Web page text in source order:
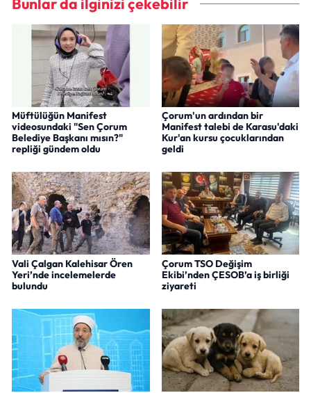
Müftülüğün Manifest
videosundaki "Sen Çorum
Belediye Başkanı mısın?"
repliği gündem oldu
Çorum'un ardından bir
Manifest talebi de Karasu'daki
Kur'an kursu çocuklarından
geldi
Vali Çalgan Kalehisar Ören
Yeri’nde incelemelerde
bulundu
Çorum TSO Değişim
Ekibi’nden ÇESOB’a iş birliği
ziyareti